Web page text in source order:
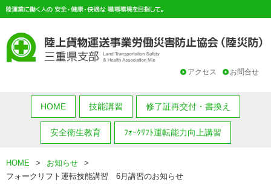
お問合せ
アクセス
HOME 技能講習 修了証再交付・書換え
安全衛生教育 ﾌｫｰｸﾘﾌﾄ運転能力向上講習
HOME > お知らせ
>
フォークリフト運転技能講習 6月講習のお知らせ